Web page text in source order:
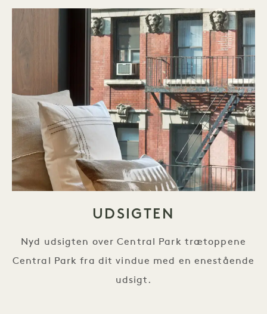
UDSIGTEN
Nyd udsigten over Central Park trætoppene
Central Park fra dit vindue med en enestående
udsigt.